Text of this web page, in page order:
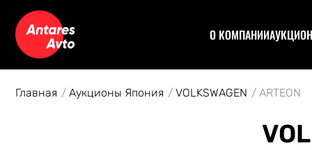
О КОМПАНИИ
Главная Аукционы Япония VOLKSWAGEN ARTEON